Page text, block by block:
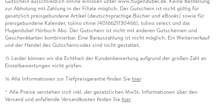
zur Abholung mit Zahlung in der Filiale möglich. Der Gutschein ist nicht gültig für
gesetzlich preisgebundene Artikel (deutschsprachige Bücher und eBooks) sowie für
preisgebundene Kalender, tolino shine (4016621130466), tolino select und das
Hugendubel Hörbuch Abo. Der Gutschein ist nicht mit anderen Gutscheinen und
Geschenkkarten kombinierbar. Eine Barauszahlung ist nicht möglich. Ein Weiterverkauf
und der Handel des Gutscheincodes sind nicht gestattet.
15 Leider können wir die Echtheit der Kundenbewertung aufgrund der großen Zahl an
Einzelbewertungen nicht prüfen.
16 Alle Informationen zur Tiefpreisgarantie finden Sie hier
* Alle Preise verstehen sich inkl. der gesetzlichen MwSt. Informationen über den
Versand und anfallende Versandkosten finden Sie hier